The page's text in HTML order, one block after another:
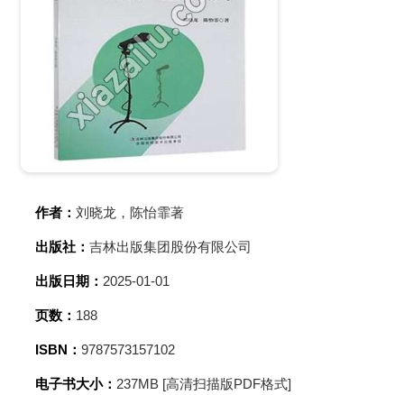
作者： 刘晓龙，陈怡霏著
出版社： 吉林出版集团股份有限公司
出版日期： 2025-01-01
页数： 188
ISBN： 9787573157102
电子书大小： 237MB [高清扫描版PDF格式]